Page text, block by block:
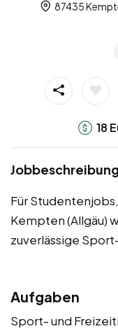
87435
18
Jobbeschreibung
Für
Kempten (Allgäu)
zuverlässige
Aufgaben
Sport- und